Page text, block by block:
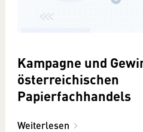
Kampagne und
österreichischen
Papierfachhandels
Weiterlesen